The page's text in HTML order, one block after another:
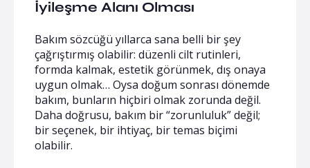
İyileşme Alanı Olması
Bakım sözcüğü yıllarca sana belli bir şey
çağrıştırmış olabilir: düzenli cilt rutinleri,
formda kalmak, estetik görünmek, dış onaya
uygun olmak… Oysa doğum sonrası dönemde
bakım, bunların hiçbiri olmak zorunda değil.
Daha doğrusu, bakım bir “zorunluluk” değil;
bir seçenek, bir ihtiyaç, bir temas biçimi
olabilir.